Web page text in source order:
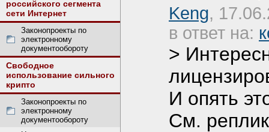
российского сегмента
сети Интернет
Законопроекты по
электронному
документообороту
Свободное
использование сильного
крипто
Законопроекты по
электронному
документообороту
Keng,
в ответ на:
>
И опять
См.